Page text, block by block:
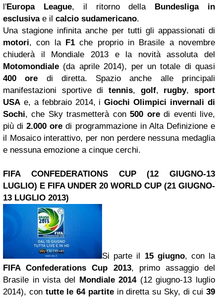
l'Europa League, il ritorno della Bundesliga in
esclusivae il calcio sudamericano.
Una stagione infinita anche per tutti gli appassionati di
motori, con la F1 che proprio in Brasile a novembre
chiuderà il Mondiale 2013 e la novità assoluta del
Motomondiale (da aprile 2014), per un totale di quasi
400 ore di diretta. Spazio anche alle principali
manifestazioni sportive di tennis, golf, rugby,sport
USA e, a febbraio 2014, iGiochi Olimpici invernali di
Sochi, che Sky trasmetterà con500 oredi eventi live,
più di2.000 ore di programmazione in Alta Definizione e
il Mosaico interattivo, per non perdere nessuna medaglia
e nessuna emozione a cinque cerchi.
FIFA CONFEDERATIONS CUP (12 GIUGNO-13
LUGLIO) E FIFA UNDER 20 WORLD CUP (21 GIUGNO-
13 LUGLIO 2013)
Si parte il 15 giugno, con la
FIFA Confederations Cup 2013,
primo assaggio del
Brasile in vista del Mondiale 2014(12 giugno-13 luglio
2014), con tutte le 64 partite in diretta su Sky, di cui 39